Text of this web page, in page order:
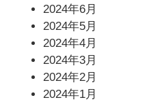
2024年6月
2024年5月
2024年4月
2024年3月
2024年2月
2024年1月